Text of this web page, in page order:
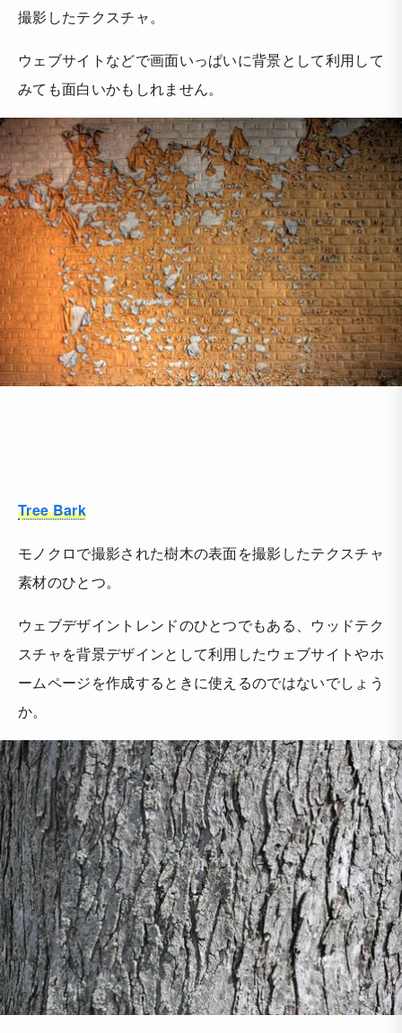
撮影したテクスチャ。
ウェブサイトなどで画面いっぱいに背景として利用して
みても面白いかもしれません。
Tree Bark
モノクロで撮影された樹木の表面を撮影したテクスチャ
素材のひとつ。
ウェブデザイントレンドのひとつでもある、ウッドテク
スチャを背景デザインとして利用したウェブサイトやホ
ームページを作成するときに使えるのではないでしょう
か。